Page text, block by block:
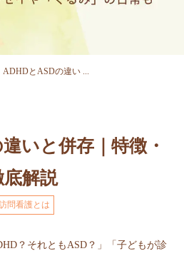
ADHDとASDの違い ...
いと併存｜特徴・
解説
問看護とは
？それともASD？」「子どもが診